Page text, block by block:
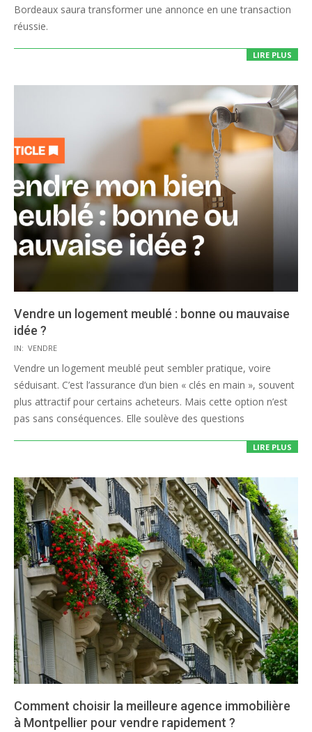
Bordeaux saura transformer une annonce en une transaction
réussie.
LIRE PLUS
Vendre un logement meublé : bonne ou mauvaise
idée ?
2025-
07-
21
IN: VENDRE
Vendre un logement meublé peut sembler pratique, voire
séduisant. C’est l’assurance d’un bien « clés en main », souvent
plus attractif pour certains acheteurs. Mais cette option n’est
pas sans conséquences. Elle soulève des questions
LIRE PLUS
Comment choisir la meilleure agence immobilière
à Montpellier pour vendre rapidement ?